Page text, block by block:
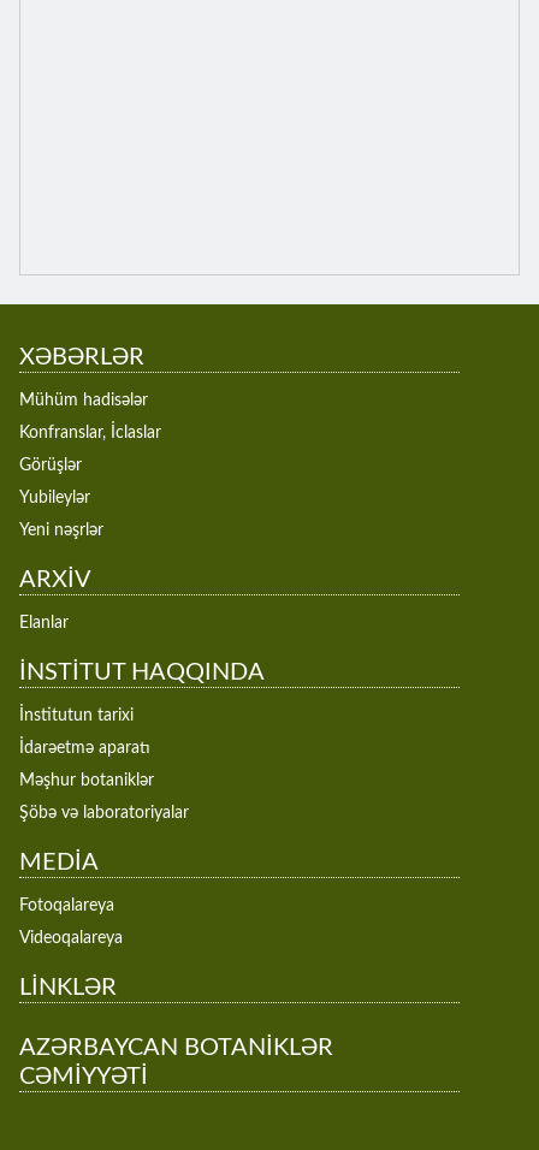
XƏBƏRLƏR
Mühüm hadisələr
Konfranslar, İclaslar
Görüşlər
Yubileylər
Yeni nəşrlər
ARXİV
Elanlar
İNSTİTUT HAQQINDA
İnstitutun tarixi
İdarəetmə aparatı
Məşhur botaniklər
Şöbə və laboratoriyalar
MEDİA
Fotoqalareya
Videoqalareya
LİNKLƏR
AZƏRBAYCAN BOTANİKLƏR
CƏMİYYƏTİ